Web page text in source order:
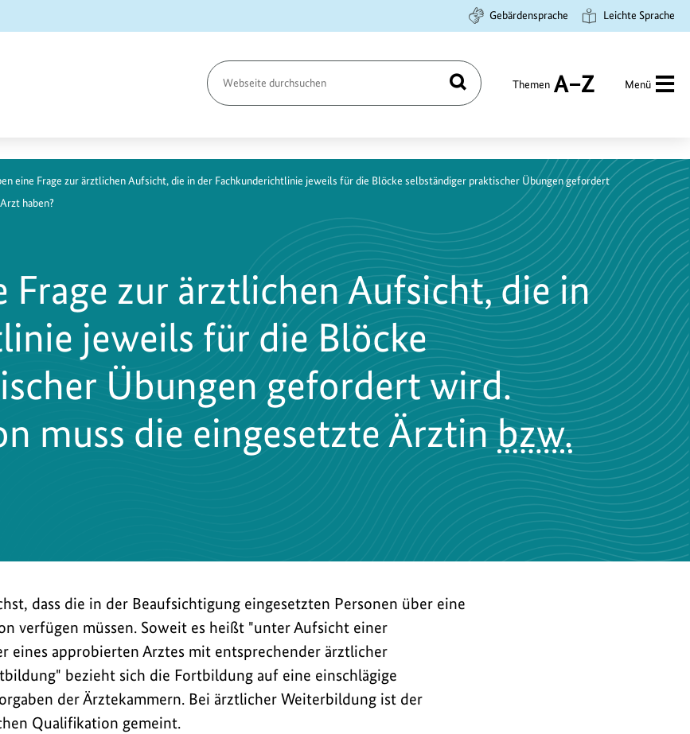
Gebärdensprache Leichte Sprache
Seite
durchsuchen
Suchen Themen
A
Menü
eine Frage zur ärztlichen Aufsicht, die in der Fachkunderichtlinie jeweils für die Blöcke selbständiger praktischer Übungen gefordert
haben?
Frage zur ärztlichen Aufsicht, die in
jeweils für die Blöcke
Übungen gefordert wird.
muss die eingesetzte Ärztinbzw.
dass die in der Beaufsichtigung eingesetzten Personen über eine
verfügen müssen. Soweit es heißt "unter Aufsicht einer
eines approbierten Arztes mit entsprechender ärztlicher
bezieht sich die Fortbildung auf eine einschlägige
der Ärztekammern. Bei ärztlicher Weiterbildung ist der
Qualifikation gemeint.